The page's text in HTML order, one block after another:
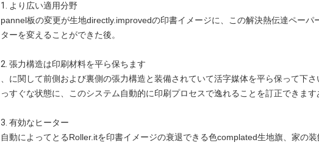
1. より広い適用分野
pannel板の変更が生地directly.improvedの印書イメージに、この解決熱伝達ペー
ターを変えることができた後。
2. 張力構造は印刷材料を平ら保ちます
、に関して前側および裏側の張力構造と装備されていて活字媒体を平ら保って下
っすぐな状態に、このシステム自動的に印刷プロセスで逸れることを訂正できます
3. 有効なヒーター
自動によってとるRoller.itを印書イメージの衰退できる色complated生地旗、家の